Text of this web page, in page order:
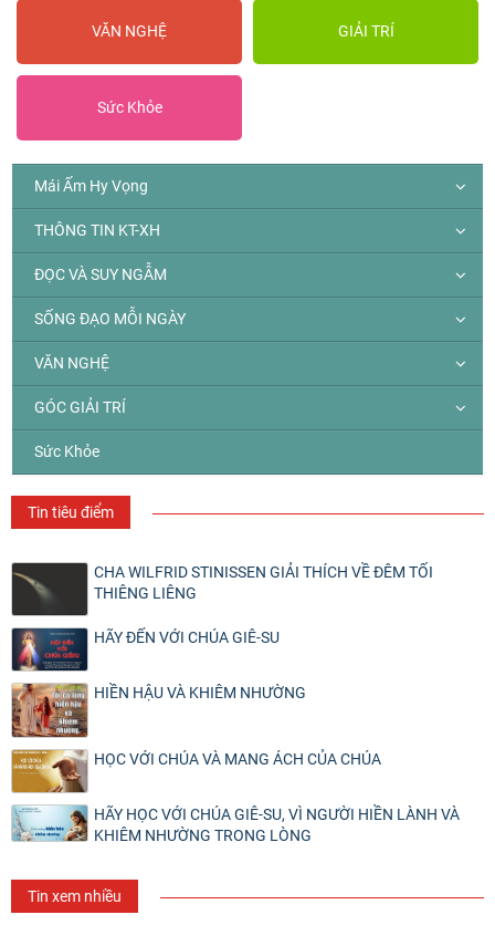
VĂN NGHỆ GIẢI TRÍ
Sức Khỏe
Mái Ấm Hy Vọng
THÔNG TIN KT-XH
ĐỌC VÀ SUY NGẪM
SỐNG ĐẠO MỖI NGÀY
VĂN NGHỆ
GÓC GIẢI TRÍ
Sức Khỏe
Tin tiêu điểm
CHA WILFRID STINISSEN GIẢI THÍCH VỀ ĐÊM TỐI
THIÊNG LIÊNG
HÃY ĐẾN VỚI CHÚA GIÊ-SU
HIỀN HẬU VÀ KHIÊM NHƯỜNG
HỌC VỚI CHÚA VÀ MANG ÁCH CỦA CHÚA
HÃY HỌC VỚI CHÚA GIÊ-SU, VÌ NGƯỜI HIỀN LÀNH VÀ
KHIÊM NHƯỜNG TRONG LÒNG
Tin xem nhiều